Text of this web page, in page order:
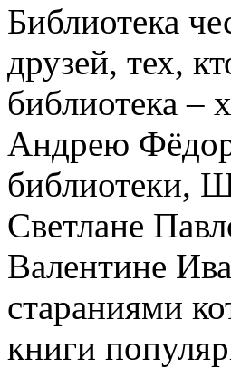
Библиотека
друзей, тех,
библиотека
Андрею
библиотеки,
Светлане
Валентине
стараниями
книги